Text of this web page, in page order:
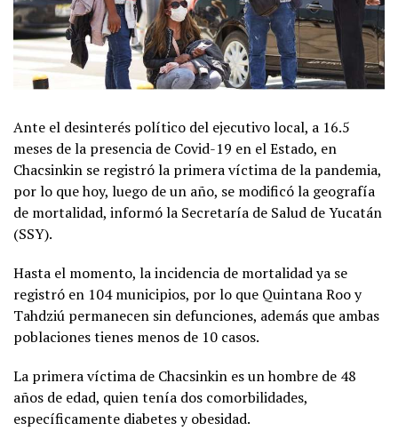
Ante el desinterés político del ejecutivo local, a 16.5
meses de la presencia de Covid-19 en el Estado, en
Chacsinkin se registró la primera víctima de la pandemia,
por lo que hoy, luego de un año, se modificó la geografía
de mortalidad, informó la Secretaría de Salud de Yucatán
(SSY).
Hasta el momento, la incidencia de mortalidad ya se
registró en 104 municipios, por lo que Quintana Roo y
Tahdziú permanecen sin defunciones, además que ambas
poblaciones tienes menos de 10 casos.
La primera víctima de Chacsinkin es un hombre de 48
años de edad, quien tenía dos comorbilidades,
específicamente diabetes y obesidad.